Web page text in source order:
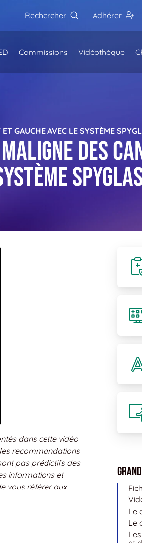
Rechercher
Adhérer
Commissions Vidéothèque
GAUCHE AVEC LE SYSTÈME
des
dans cette vidéo
recommandations
pas prédictifs des
informations et
vous référer aux
Le
Le